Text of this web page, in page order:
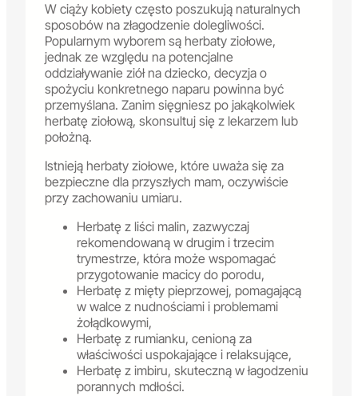
W ciąży kobiety często poszukują naturalnych
sposobów na złagodzenie dolegliwości.
Popularnym wyborem są herbaty ziołowe,
jednak ze względu na potencjalne
oddziaływanie ziół na dziecko, decyzja o
spożyciu konkretnego naparu powinna być
przemyślana. Zanim sięgniesz po jakąkolwiek
herbatę ziołową, skonsultuj się z lekarzem lub
położną.
Istnieją herbaty ziołowe, które uważa się za
bezpieczne dla przyszłych mam, oczywiście
przy zachowaniu umiaru.
Herbatę z liści malin, zazwyczaj
rekomendowaną w drugim i trzecim
trymestrze, która może wspomagać
przygotowanie macicy do porodu,
Herbatę z mięty pieprzowej, pomagającą
w walce z nudnościami i problemami
żołądkowymi,
Herbatę z rumianku, cenioną za
właściwości uspokajające i relaksujące,
Herbatę z imbiru, skuteczną w łagodzeniu
porannych mdłości.